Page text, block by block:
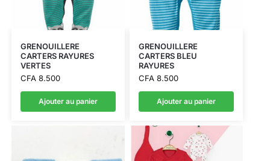
GRENOUILLERE
CARTERS RAYURES
VERTES
CFA8.500
Ajouter au panier
GRENOUILLERE
CARTERS BLEU
RAYURES
CFA8.500
Ajouter au panier